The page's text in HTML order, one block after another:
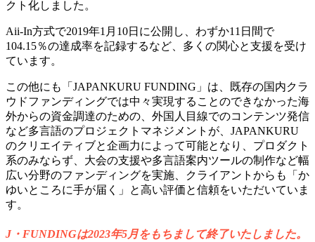
クト化しました。
Aii-In方式で2019年1月10日に公開し、わずか11日間で
104.15％の達成率を記録するなど、多くの関心と支援を受け
ています。
この他にも「JAPANKURU FUNDING」は、既存の国内クラ
ウドファンディングでは中々実現することのできなかった海
外からの資金調達のための、外国人目線でのコンテンツ発信
など多言語のプロジェクトマネジメントが、JAPANKURU
のクリエイティブと企画力によって可能となり、プロダクト
系のみならず、大会の支援や多言語案内ツールの制作など幅
広い分野のファンディングを実施、クライアントからも「か
ゆいところに手が届く」と高い評価と信頼をいただいていま
す。
J・FUNDINGは2023年5月をもちまして終了いたしました。